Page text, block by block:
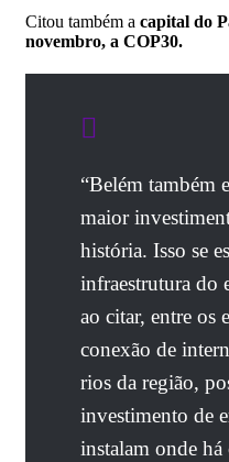
Citou também a capital do
novembro, a COP30.
“Belém também
maior
história. Isso se
infraestrutura do
ao citar, entre os
conexão de
rios da região,
investimento de
instalam onde há